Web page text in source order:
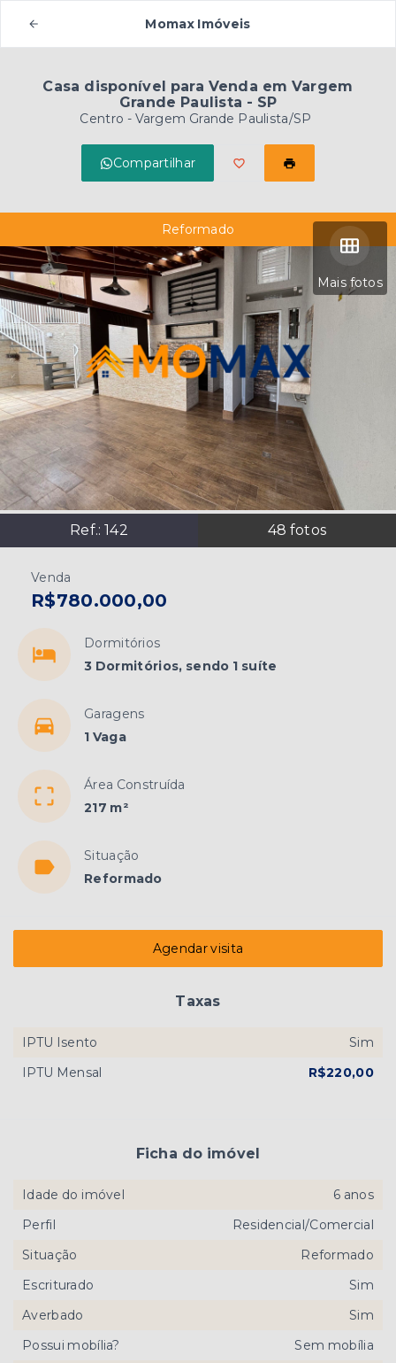
Momax Imóveis
Casa disponível para Venda em Vargem
Grande Paulista - SP
Centro - Vargem Grande Paulista/SP
Compartilhar
Mais fotos
Ref.:142 48 fotos
Reformado
Venda
R$780.000,00
Dormitórios
3 Dormitórios, sendo 1 suíte
Garagens
1 Vaga
Área Construída
217 m²
Situação
Reformado
Agendar visita
Taxas
IPTU Isento
Sim
IPTU Mensal
R$220,00
Ficha do imóvel
Idade do imóvel
6 anos
Perfil
Residencial/Comercial
Situação
Reformado
Escriturado
Sim
Averbado
Sim
Possui mobília?
Sem mobília